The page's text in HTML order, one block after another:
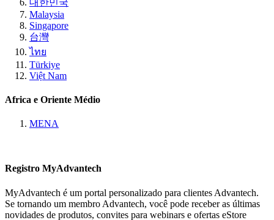
Malaysia
Singapore
台灣
ไทย
Türkiye
Việt Nam
Africa e Oriente Médio
MENA
Registro MyAdvantech
MyAdvantech é um portal personalizado para clientes Advantech.
Se tornando um membro Advantech, você pode receber as últimas
novidades de produtos, convites para webinars e ofertas eStore